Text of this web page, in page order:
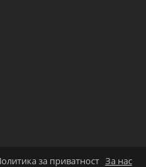
за приватност За нас